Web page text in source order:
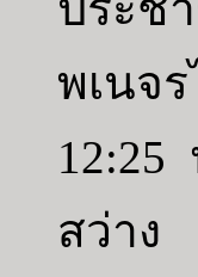
พเนจ
12:25
สว่าง